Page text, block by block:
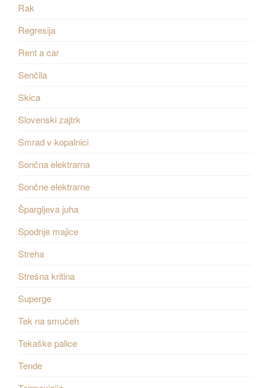
Rak
Regresija
Rent a car
Senčila
Skica
Slovenski zajtrk
Smrad v kopalnici
Sončna elektrarna
Sončne elektrarne
Špargljeva juha
Spodnje majice
Streha
Strešna kritina
Superge
Tek na smučeh
Tekaške palice
Tende